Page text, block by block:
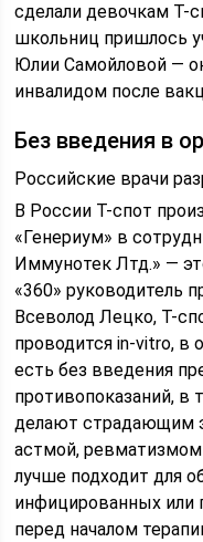
сделали девочкам Т-
школьниц пришлось
Юлии Самойловой —
инвалидом после
Без введения в
Российские врачи
В России Т-спот
«Генериум» в
Иммунотек Лтд.» —
«360» руководитель
Всеволод Лецко, Т-
проводится in-vitro, в
есть без введения
противопоказаний, в
делают страдающим
астмой,
лучше подходит для
инфицированных или
перед началом